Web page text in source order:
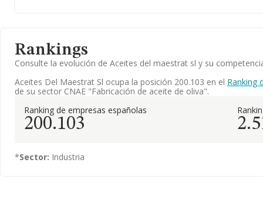
Rankings
Consulte la evolución de Aceites del maestrat sl y su
Aceites Del Maestrat Sl ocupa la posición 200.103 en el Ranking
de su sector CNAE "Fabricación de aceite de oliva".
Ranking de empresas españolas
200.103
*Sector: Industria